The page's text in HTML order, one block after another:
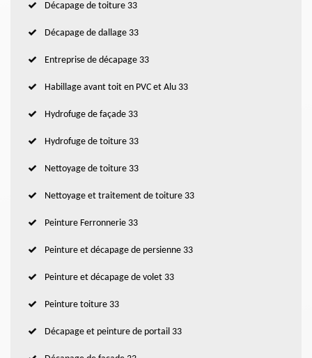
Décapage de toiture 33
Décapage de dallage 33
Entreprise de décapage 33
Habillage avant toit en PVC et Alu 33
Hydrofuge de façade 33
Hydrofuge de toiture 33
Nettoyage de toiture 33
Nettoyage et traitement de toiture 33
Peinture Ferronnerie 33
Peinture et décapage de persienne 33
Peinture et décapage de volet 33
Peinture toiture 33
Décapage et peinture de portail 33